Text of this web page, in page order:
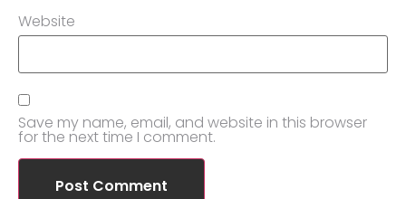
Website
Save my name, email, and website in this browser
for the next time I comment.